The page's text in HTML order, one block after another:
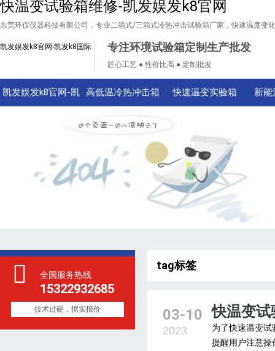
快温变试验箱维修-凯发娱发k8官网
东莞环仪仪器科技有限公司，专业二箱式/三箱式冷热冲击试验箱厂家，快速温度变
凯发娱发k8官网-凯发k8国际 专注环境试验箱定制生产批发
匠心工艺 ● 性价比高 ● 定制批发
凯发娱发k8官网-凯 高低温冷热冲击箱 快速温变实验箱 新
全国服务热线
15322932685
技术过硬，据实报价
tag标签
03-10
2023
快温变试
为了快速温变
提醒用户注意操